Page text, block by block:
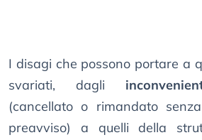
I disagi che possono portare a
svariati, dagli
(cancellato o rimandato
preavviso) a quelli della